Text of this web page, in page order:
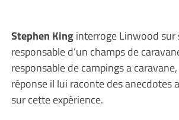
Stephen Kinginterroge Linwood sur
responsable d’un champs de
responsable de campings a
réponse il lui raconte des anecdotes
sur cette expérience.